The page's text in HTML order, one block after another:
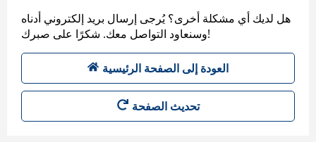
هل لديك أي مشكلة أخرى؟ يُرجى إرسال بريد إلكتروني أدناه
وسنعاود التواصل معك. شكرًا على صبرك!
العودة إلى الصفحة الرئيسية
تحديث الصفحة